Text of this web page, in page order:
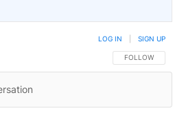
FOLLOW THIS
FOLLOW
LOG IN SIGN UP